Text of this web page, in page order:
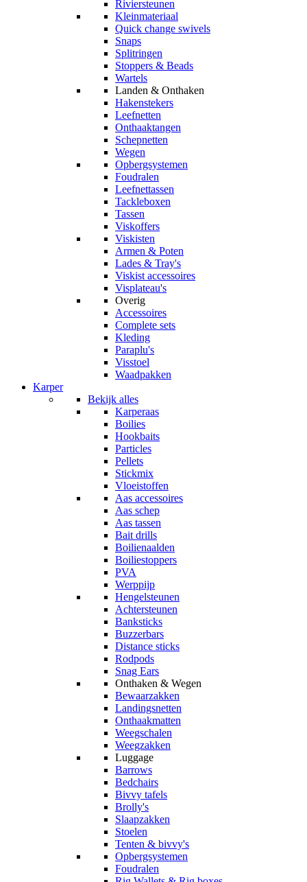
Riviersteunen
Kleinmateriaal
Quick change swivels
Snaps
Splitringen
Stoppers & Beads
Wartels
Landen & Onthaken
Hakenstekers
Leefnetten
Onthaaktangen
Schepnetten
Wegen
Opbergsystemen
Foudralen
Leefnettassen
Tackleboxen
Tassen
Viskoffers
Viskisten
Armen & Poten
Lades & Tray's
Viskist accessoires
Visplateau's
Overig
Accessoires
Complete sets
Kleding
Paraplu's
Visstoel
Waadpakken
Karper
Bekijk alles
Karperaas
Boilies
Hookbaits
Particles
Pellets
Stickmix
Vloeistoffen
Aas accessoires
Aas schep
Aas tassen
Bait drills
Boilienaalden
Boiliestoppers
PVA
Werppijp
Hengelsteunen
Achtersteunen
Banksticks
Buzzerbars
Distance sticks
Rodpods
Snag Ears
Onthaken & Wegen
Bewaarzakken
Landingsnetten
Onthaakmatten
Weegschalen
Weegzakken
Luggage
Barrows
Bedchairs
Bivvy tafels
Brolly's
Slaapzakken
Stoelen
Tenten & bivvy's
Opbergsystemen
Foudralen